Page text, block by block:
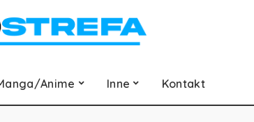
Anime Inne Kontakt